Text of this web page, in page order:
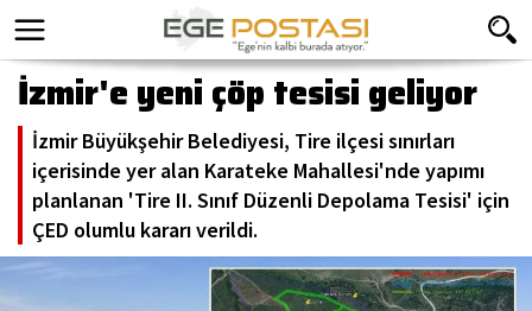
İzmir'e yeni çöp tesisi geliyor
İzmir Büyükşehir Belediyesi, Tire ilçesi sınırları
içerisinde yer alan Karateke Mahallesi'nde yapımı
planlanan 'Tire II. Sınıf Düzenli Depolama Tesisi' için
ÇED olumlu kararı verildi.